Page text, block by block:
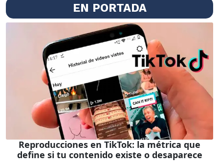
EN PORTADA
Reproducciones en TikTok: la métrica que
define si tu contenido existe o desaparece